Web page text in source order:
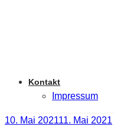
Kontakt
Impressum
Veröffentlicht
10. Mai 202111. Mai 2021